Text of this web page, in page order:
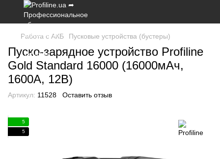
Работа с АКБ Пусковые устройства (бустеры)
Пуско-зарядное устройство Profiline
Gold Standard 16000 (16000мАч,
1600А, 12В)
Артикул: 11528 Оставить отзыв
5
5